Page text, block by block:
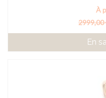
À
2999,00
En